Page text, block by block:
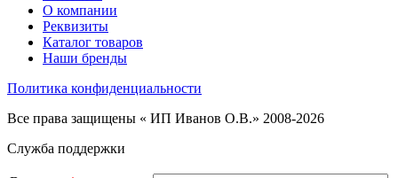
О компании
Реквизиты
Каталог товаров
Наши бренды
Политика конфиденциальности
Все права защищены « ИП Иванов О.В.» 2008-2026
Служба поддержки